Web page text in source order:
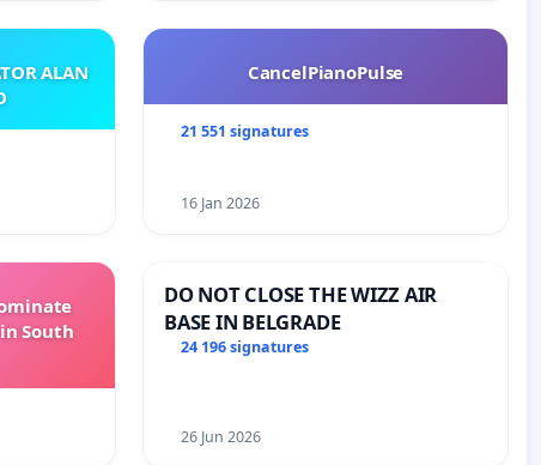
ALAN
CancelPianoPulse
21 551 signatures
16 Jan 2026
South
DO NOT CLOSE THE WIZZ AIR
BASE IN BELGRADE
24 196 signatures
26 Jun 2026